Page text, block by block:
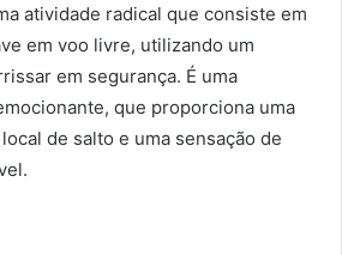
atividade radical que consiste em
em voo livre, utilizando um
em segurança. É uma
que proporciona uma
de salto e uma sensação de